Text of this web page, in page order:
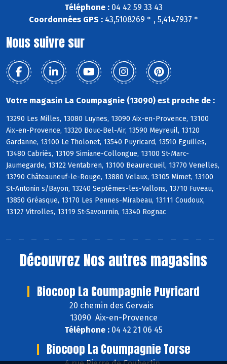
Téléphone : 04 42 59 33 43
Coordonnées GPS :43,5108269 ° , 5,4147937 °
Nous suivre sur
Votre magasin La Coumpagnie (13090) est proche de :
13290 Les Milles, 13080 Luynes, 13090 Aix-en-Provence, 13100
Aix-en-Provence, 13320 Bouc-Bel-Air, 13590 Meyreuil, 13120
Gardanne, 13100 Le Tholonet, 13540 Puyricard, 13510 Eguilles,
13480 Cabriès, 13109 Simiane-Collongue, 13100 St-Marc-
Jaumegarde, 13122 Ventabren, 13100 Beaurecueil, 13770 Venelles,
13790 Châteauneuf-le-Rouge, 13880 Velaux, 13105 Mimet, 13100
St-Antonin s/Bayon, 13240 Septèmes-les-Vallons, 13710 Fuveau,
13850 Gréasque, 13170 Les Pennes-Mirabeau, 13111 Coudoux,
13127 Vitrolles, 13119 St-Savournin, 13340 Rognac
Découvrez Nos autres magasins
Biocoop La Coumpagnie Puyricard
20 chemin des Gervais
13090 Aix-en-Provence
Téléphone : 04 42 21 06 45
Biocoop La Coumpagnie Torse